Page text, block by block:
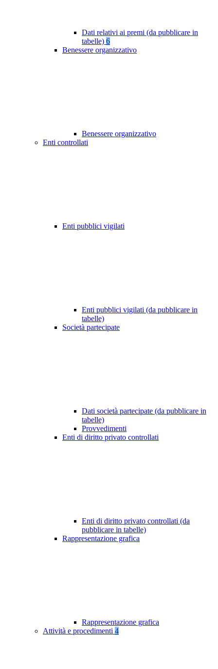
Dati relativi ai premi (da pubblicare in
tabelle) 6
Benessere organizzativo
Benessere organizzativo
Enti controllati
Enti pubblici vigilati
Enti pubblici vigilati (da pubblicare in
tabelle)
Società partecipate
Dati società partecipate (da pubblicare in
tabelle)
Provvedimenti
Enti di diritto privato controllati
Enti di diritto privato controllati (da
pubblicare in tabelle)
Rappresentazione grafica
Rappresentazione grafica
Attività e procedimenti 4